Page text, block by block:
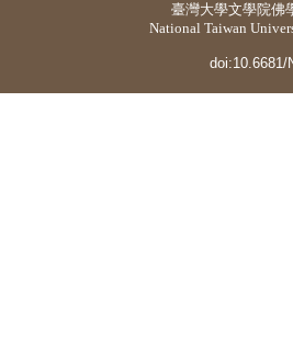
臺灣大學文學院佛
National Taiwan
doi:10.6681/